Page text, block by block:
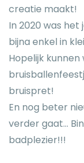
creatie maakt!
In 2020 was
bijna enkel in
Hopelijk
bruispret!
En nog beter
verder gaat...
badplezier!!!